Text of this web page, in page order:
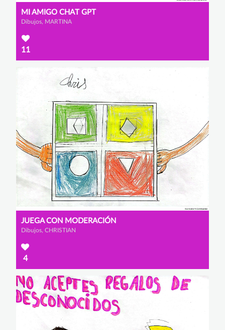
MI AMIGO CHAT GPT
Dibujos, MARTINA
11
JUEGA CON MODERACIÓN
Dibujos, CHRISTIAN
4